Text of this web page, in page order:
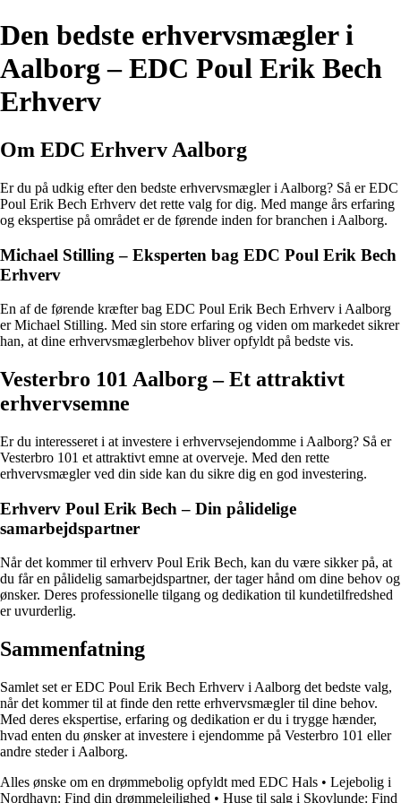
Den bedste erhvervsmægler i
Aalborg – EDC Poul Erik Bech
Erhverv
Om EDC Erhverv Aalborg
Er du på udkig efter den bedste erhvervsmægler i Aalborg? Så er EDC
Poul Erik Bech Erhverv det rette valg for dig. Med mange års erfaring
og ekspertise på området er de førende inden for branchen i Aalborg.
Michael Stilling – Eksperten bag EDC Poul Erik Bech
Erhverv
En af de førende kræfter bag EDC Poul Erik Bech Erhverv i Aalborg
er Michael Stilling. Med sin store erfaring og viden om markedet sikrer
han, at dine erhvervsmæglerbehov bliver opfyldt på bedste vis.
Vesterbro 101 Aalborg – Et attraktivt
erhvervsemne
Er du interesseret i at investere i erhvervsejendomme i Aalborg? Så er
Vesterbro 101 et attraktivt emne at overveje. Med den rette
erhvervsmægler ved din side kan du sikre dig en god investering.
Erhverv Poul Erik Bech – Din pålidelige
samarbejdspartner
Når det kommer til erhverv Poul Erik Bech, kan du være sikker på, at
du får en pålidelig samarbejdspartner, der tager hånd om dine behov og
ønsker. Deres professionelle tilgang og dedikation til kundetilfredshed
er uvurderlig.
Sammenfatning
Samlet set er EDC Poul Erik Bech Erhverv i Aalborg det bedste valg,
når det kommer til at finde den rette erhvervsmægler til dine behov.
Med deres ekspertise, erfaring og dedikation er du i trygge hænder,
hvad enten du ønsker at investere i ejendomme på Vesterbro 101 eller
andre steder i Aalborg.
Alles ønske om en drømmebolig opfyldt med EDC Hals • Lejebolig i
Nordhavn: Find din drømmelejlighed • Huse til salg i Skovlunde: Find